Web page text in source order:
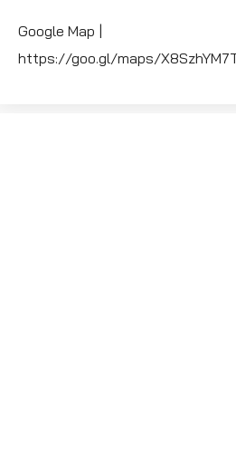
Google Map |
https://goo.gl/maps/